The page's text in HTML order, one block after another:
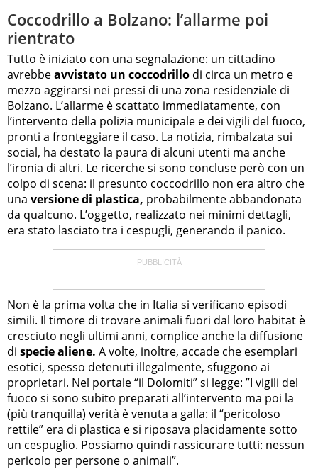
Coccodrillo a Bolzano: l’allarme poi
rientrato
Tutto è iniziato con una segnalazione: un cittadino
avrebbeavvistato un coccodrillo di circa un metro e
mezzo aggirarsi nei pressi di una zona residenziale di
Bolzano. L’allarme è scattato immediatamente, con
l’intervento della polizia municipale e dei vigili del fuoco,
pronti a fronteggiare il caso. La notizia, rimbalzata sui
social, ha destato la paura di alcuni utenti ma anche
l’ironia di altri. Le ricerche si sono concluse però con un
colpo di scena: il presunto coccodrillo non era altro che
una versione di plastica, probabilmente abbandonata
da qualcuno. L’oggetto, realizzato nei minimi dettagli,
era stato lasciato tra i cespugli, generando il panico.
Non è la prima volta che in Italia si verificano episodi
simili. Il timore di trovare animali fuori dal loro habitat è
cresciuto negli ultimi anni, complice anche la diffusione
di specie aliene. A volte, inoltre, accade che esemplari
esotici, spesso detenuti illegalmente, sfuggono ai
proprietari. Nel portale “il Dolomiti” si legge: ”I vigili del
fuoco si sono subito preparati all’intervento ma poi la
(più tranquilla) verità è venuta a galla: il “pericoloso
rettile” era di plastica e si riposava placidamente sotto
un cespuglio. Possiamo quindi rassicurare tutti: nessun
pericolo per persone o animali”.